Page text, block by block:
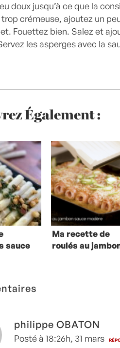
doux jusqu’à ce que la
crémeuse, ajoutez un
Fouettez bien. Salez et
les asperges avec la
Également :
sauce
Ma recette de
roulés au
philippe OBATON
Posté à 18:26h, 31 mars